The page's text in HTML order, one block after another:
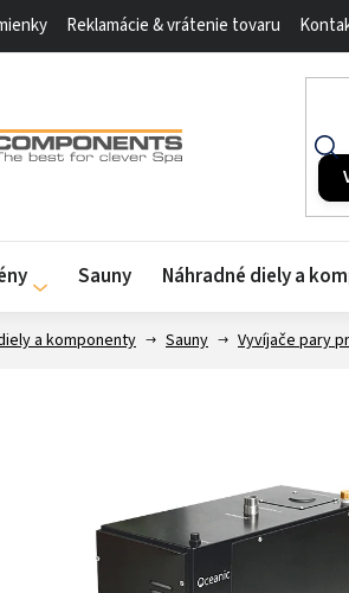
Reklamácie & vrátenie tovaru
Sauny Náhradné diely a
a komponenty Sauny Vyvíjače pary